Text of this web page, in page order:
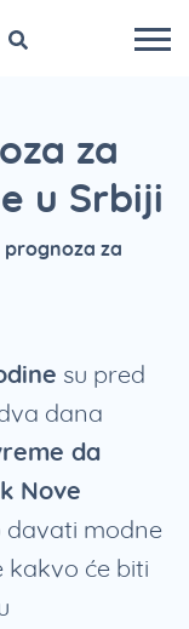
za
u Srbiji
za
su pred
dana
da
Nove
davati modne
kakvo će biti